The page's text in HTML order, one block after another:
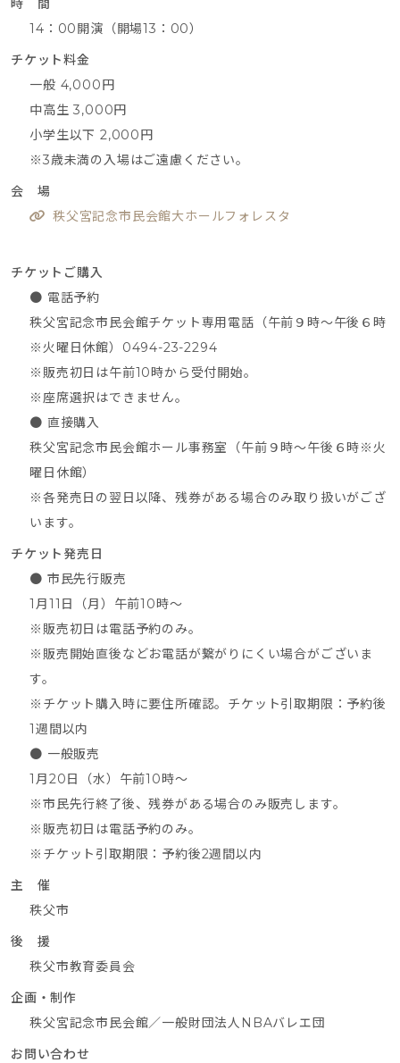
時 間
14：00開演（開場13：00）
チケット料金
一般 4,000円
中高生 3,000円
小学生以下 2,000円
※3歳未満の入場はご遠慮ください。
会 場
秩父宮記念市民会館大ホールフォレスタ
チケットご購入
● 電話予約
秩父宮記念市民会館チケット専用電話（午前９時～午後６時
※火曜日休館）0494-23-2294
※販売初日は午前10時から受付開始。
※座席選択はできません。
● 直接購入
秩父宮記念市民会館ホール事務室（午前９時～午後６時※火
曜日休館）
※各発売日の翌日以降、残券がある場合のみ取り扱いがござ
います。
チケット発売日
● 市民先行販売
1月11日（月）午前10時～
※販売初日は電話予約のみ。
※販売開始直後などお電話が繋がりにくい場合がございま
す。
※チケット購入時に要住所確認。チケット引取期限：予約後
1週間以内
● 一般販売
1月20日（水）午前10時～
※市民先行終了後、残券がある場合のみ販売します。
※販売初日は電話予約のみ。
※チケット引取期限：予約後2週間以内
主 催
秩父市
後 援
秩父市教育委員会
企画・制作
秩父宮記念市民会館／一般財団法人NBAバレエ団
お問い合わせ